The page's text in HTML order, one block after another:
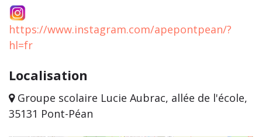
https://www.instagram.com/apepontpean/?
hl=fr
Localisation
Groupe scolaire Lucie Aubrac, allée de l'école,
35131 Pont-Péan